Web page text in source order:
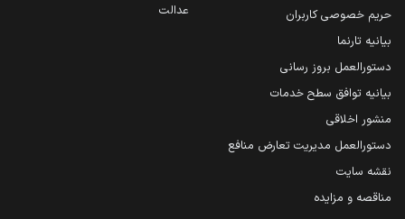
حریم خصوصی کاربران
بیانیه تارنما
دستورالعمل بروز رسانی
بیانیه توافق سطح خدمات
منشور اخلاقی
دستورالعمل مدیریت تعارض منافع
نقشه سایت
مناقصه و مزایده
عدالت